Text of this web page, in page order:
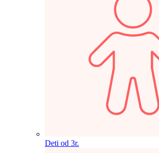
Deti od 3r.